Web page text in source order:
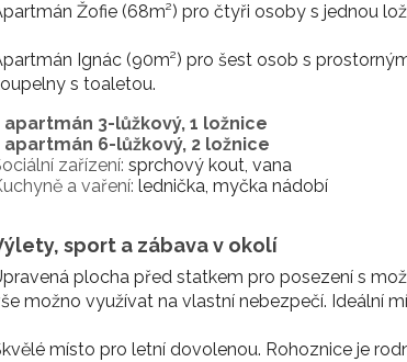
Žofie (68m²) pro čtyři osoby s jednou
Ignác (90m²) pro šest osob s
s toaletou.
apartmán 3-lůžkový, 1 ložnice
apartmán 6-lůžkový, 2 ložnice
zařízení: sprchový kout, vana
a vaření: lednička, myčka nádobí
sport a zábava v okolí
plocha před statkem pro posezení s
možno využívat na vlastní nebezpečí. Ideální
místo pro letní dovolenou. Rohoznice je